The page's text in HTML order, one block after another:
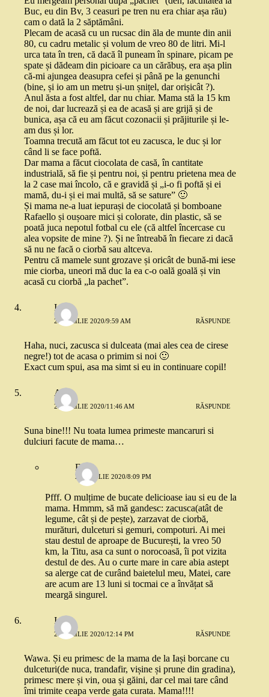
Buc, eu din Bv, 3 ceasuri pe tren nu era chiar așa rău)
cam o dată la 2 săptămâni.
Plecam de acasă cu un rucsac din ăla de munte din anii
80, cu cadru metalic și volum de vreo 80 de litri. Mi-l
urca tata în tren, că dacă îl puneam în spinare, picam pe
spate și dădeam din picioare ca un cărăbuș, era așa plin
că-mi ajungea deasupra cefei și până pe la genunchi
(bine, și io am un metru și-un șnițel, dar orișicât ?).
Anul ăsta a fost altfel, dar nu chiar. Mama stă la 15 km
de noi, dar lucrează și ea de acasă și are grijă și de
bunica, așa că eu am făcut cozonacii și prăjiturile și le-
am dus și lor.
Toamna trecută am făcut tot eu zacusca, le duc și lor
când li se face poftă.
Dar mama a făcut ciocolata de casă, în cantitate
industrială, să fie și pentru noi, și pentru prietena mea de
la 2 case mai încolo, că e gravidă și „i-o fi poftă și ei
mamă, du-i și ei mai multă, să se sature” 🙂
Și mama ne-a luat iepurași de ciocolată și bomboane
Rafaello și oușoare mici și colorate, din plastic, să se
poată juca nepotul fotbal cu ele (că altfel încercase cu
alea vopsite de mine ?). Și ne întreabă în fiecare zi dacă
să nu ne facă o ciorbă sau altceva.
Pentru că mamele sunt grozave și oricât de bună-mi iese
mie ciorba, uneori mă duc la ea c-o oală goală și vin
acasă cu ciorbă „la pachet”.
Ioana
23 APRILIE 2020/9:59 AM RĂSPUNDE
Haha, nuci, zacusca si dulceata (mai ales cea de cirese
negre!) tot de acasa o primim si noi 🙂
Exact cum spui, asa ma simt si eu in continuare copil!
Ana
23 APRILIE 2020/11:46 AM RĂSPUNDE
Suna bine!!! Nu toata lumea primeste mancaruri si
dulciuri facute de mama…
Eliza
23 APRILIE 2020/8:09 PM
Pfff. O mulțime de bucate delicioase iau si eu de la
mama. Hmmm, să mă gandesc: zacusca(atât de
legume, cât și de pește), zarzavat de ciorbă,
murături, dulceturi si gemuri, compoturi. Ai mei
stau destul de aproape de București, la vreo 50
km, la Titu, asa ca sunt o norocoasă, îi pot vizita
destul de des. Au o curte mare in care abia astept
sa alerge cat de curând baietelul meu, Matei, care
are acum are 13 luni si tocmai ce a învățat să
meargă singurel.
Irina
23 APRILIE 2020/12:14 PM RĂSPUNDE
Wawa. Și eu primesc de la mama de la Iași borcane cu
dulceturi(de nuca, trandafir, vișine și prune din gradina),
primesc mere și vin, oua și găini, dar cel mai tare când
îmi trimite ceapa verde gata curata. Mama!!!!